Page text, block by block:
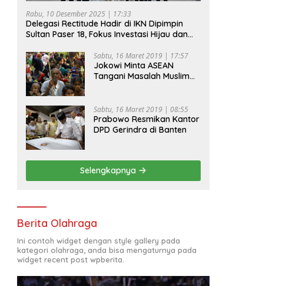
Rabu, 10 Desember 2025 | 17:33
Delegasi Rectitude Hadir di IKN Dipimpin
Sultan Paser 18, Fokus Investasi Hijau dan
Sabtu, 16 Maret 2019 | 17:57
Jokowi Minta ASEAN
Tangani Masalah Muslim
Sabtu, 16 Maret 2019 | 08:55
Prabowo Resmikan Kantor
DPD Gerindra di Banten
Selengkapnya
Berita Olahraga
Ini contoh widget dengan style gallery pada
kategori olahraga, anda bisa mengaturnya pada
widget recent post wpberita.